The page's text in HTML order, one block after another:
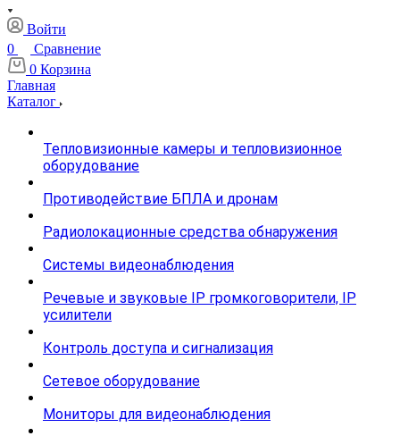
Войти
0
Сравнение
0 Корзина
Главная
Каталог
Тепловизионные камеры и тепловизионное
оборудование
Противодействие БПЛА и дронам
Радиолокационные средства обнаружения
Системы видеонаблюдения
Речевые и звуковые IP громкоговорители, IP
усилители
Контроль доступа и сигнализация
Сетевое оборудование
Мониторы для видеонаблюдения